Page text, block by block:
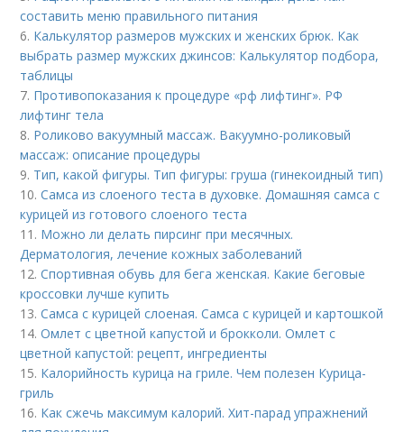
составить меню правильного питания
6. Калькулятор размеров мужских и женских брюк. Как
выбрать размер мужских джинсов: Калькулятор подбора,
таблицы
7. Противопоказания к процедуре «рф лифтинг». РФ
лифтинг тела
8. Роликово вакуумный массаж. Вакуумно-роликовый
массаж: описание процедуры
9. Тип, какой фигуры. Тип фигуры: груша (гинекоидный тип)
10.Самса из слоеного теста в духовке. Домашняя самса с
курицей из готового слоеного теста
11. Можно ли делать пирсинг при месячных.
Дерматология, лечение кожных заболеваний
12.Спортивная обувь для бега женская. Какие беговые
кроссовки лучше купить
13.Самса с курицей слоеная. Самса с курицей и картошкой
14.Омлет с цветной капустой и брокколи. Омлет с
цветной капустой: рецепт, ингредиенты
15. Калорийность курица на гриле. Чем полезен Курица-
гриль
16. Как сжечь максимум калорий. Хит-парад упражнений